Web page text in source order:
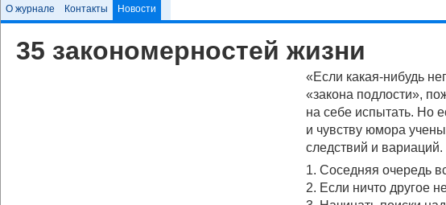
О журнале Контакты Новости
35 закономерностей жизни
«Если какая-нибудь
«закона подлости»,
на себе испытать. Но
и чувству юмора
следствий и
1. Соседняя очередь
2. Если ничто другое